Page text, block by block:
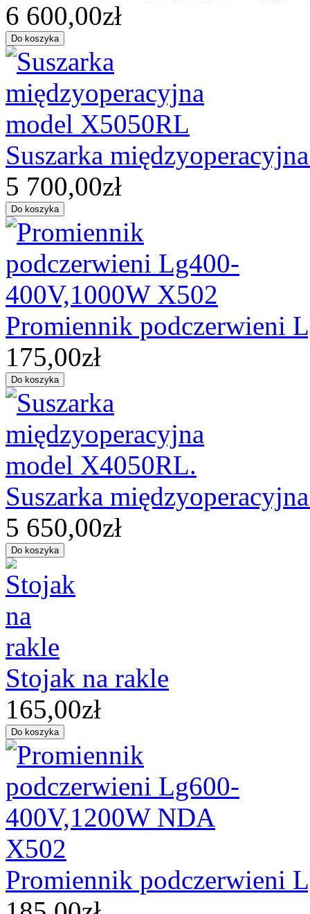
6 600,00zł
Suszarka
5 700,00zł
Promiennik podczerwieni
175,00zł
Suszarka
5 650,00zł
Stojak na rakle
165,00zł
Promiennik podczerwieni